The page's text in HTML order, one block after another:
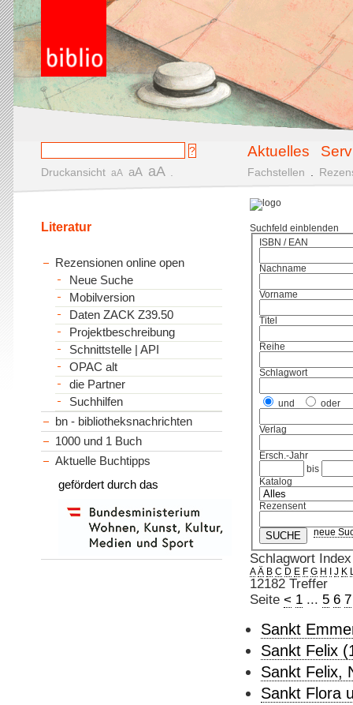
Aktuelles
Druckansicht aA aA aA Fachstellen
Suchfeld einblenden
ISBN / EAN
Nachname
Vorname
Titel
Reihe
Schlagwort
und oder
Verlag
Ersch.-Jahr
bis
Katalog
Rezensent
neue
Schlagwort Index
A Ä B C D E F G H J K
12182 Treffer
Seite < 1... 5 6 7
Sankt
Sankt Felix
Sankt Felix,
Sankt Flora
Literatur
Rezensionen online open
Neue Suche
Mobilversion
Daten ZACK Z39.50
Projektbeschreibung
Schnittstelle | API
OPAC alt
die Partner
Suchhilfen
bn - bibliotheksnachrichten
1000 und 1 Buch
Aktuelle Buchtipps
gefördert durch das